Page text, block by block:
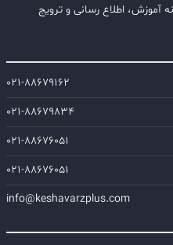
آموزش، اطلاع رسانی و ترویج
۰۲۱-۸۸۶۷۹۱۶۲
۰۲۱-۸۸۶۷۹۸۳۴
۰۲۱-۸۸۶۷۶۰۵۱
۰۲۱-۸۸۶۷۶۰۵۱
info@keshavarzplus.com